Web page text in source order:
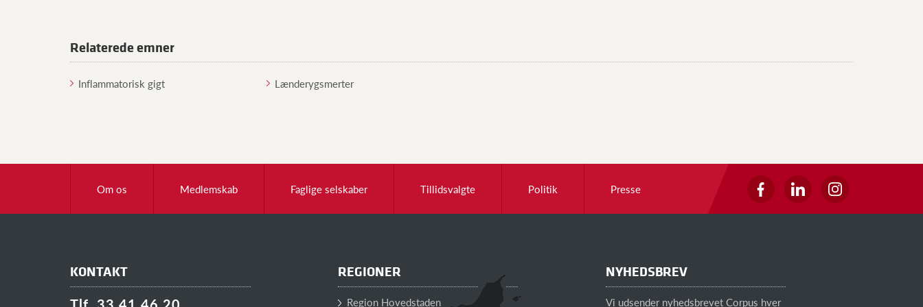
Relaterede emner
Inflammatorisk gigt Lænderygsmerter
Om os Medlemskab Faglige selskaber Tillidsvalgte Politik Presse
KONTAKT REGIONER
Region Hovedstaden
NYHEDSBREV
Vi udsender nyhedsbrevet Corpus hver